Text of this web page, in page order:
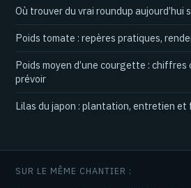
Où trouver du vrai roundup aujourd’hui
Poids tomate : repères pratiques,
Poids moyen d’une courgette :
prévoir
Lilas du japon : plantation, entretien
SUR LE MÊME CHANTIER :